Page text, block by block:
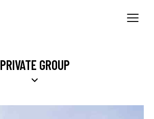
PRIVATE GROUP